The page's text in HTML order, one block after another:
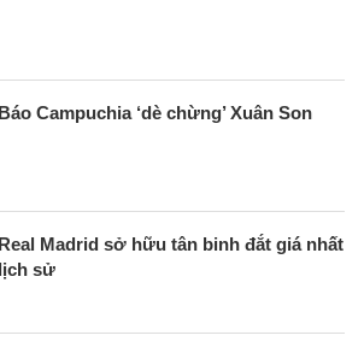
Báo Campuchia ‘dè chừng’ Xuân Son
Real Madrid sở hữu tân binh đắt giá nhất
lịch sử